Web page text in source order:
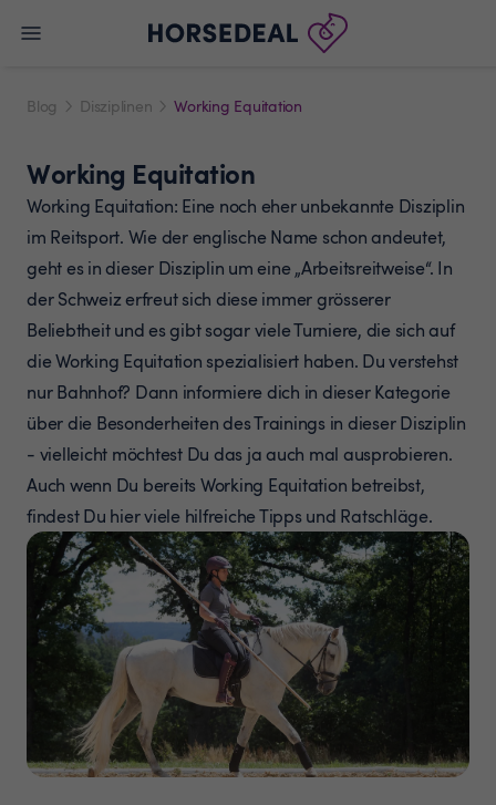
Blog Disziplinen Working Equitation
Working Equitation
Working Equitation: Eine noch eher unbekannte Disziplin
im Reitsport. Wie der englische Name schon andeutet,
geht es in dieser Disziplin um eine „Arbeitsreitweise“. In
der Schweiz erfreut sich diese immer grösserer
Beliebtheit und es gibt sogar viele Turniere, die sich auf
die Working Equitation spezialisiert haben. Du verstehst
nur Bahnhof? Dann informiere dich in dieser Kategorie
über die Besonderheiten des Trainings in dieser Disziplin
- vielleicht möchtest Du das ja auch mal ausprobieren.
Auch wenn Du bereits Working Equitation betreibst,
findest Du hier viele hilfreiche Tipps und Ratschläge.